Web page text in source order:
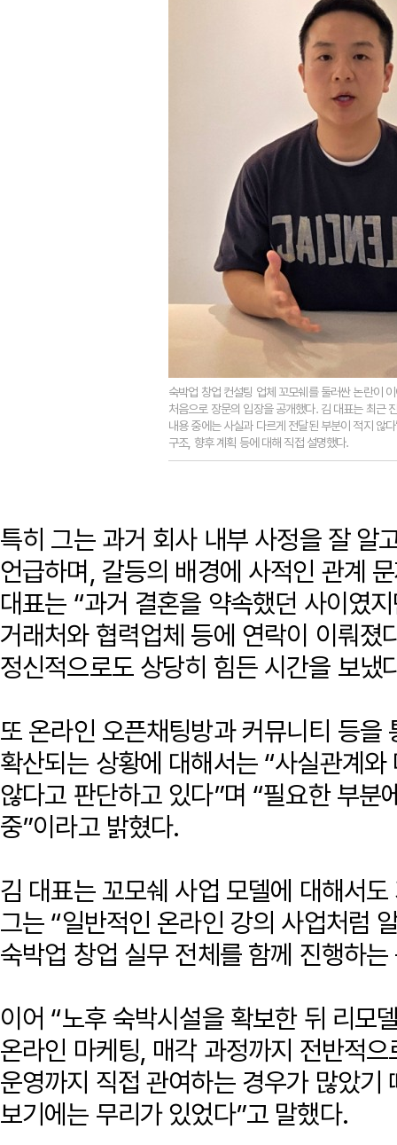
숙박업 창업 컨설팅 업체 꼬모쉐를 둘러싼 논란이
처음으로 장문의 입장을 공개했다. 김 대표는 최근
내용 중에는 사실과 다르게 전달된 부분이 적지 않
구조, 향후 계획 등에 대해 직접 설명했다.
특히 그는 과거 회사 내부 사정을 잘 알
언급하며, 갈등의 배경에 사적인 관계
대표는 “과거 결혼을 약속했던 사이였
거래처와 협력업체 등에 연락이 이뤄졌
정신적으로도 상당히 힘든 시간을 보냈
또 온라인 오픈채팅방과 커뮤니티 등을
확산되는 상황에 대해서는 “사실관계
않다고 판단하고 있다”며 “필요한 부분
중”이라고 밝혔다.
김 대표는 꼬모쉐 사업 모델에 대해서
그는 “일반적인 온라인 강의 사업처럼
숙박업 창업 실무 전체를 함께 진행하
이어 “노후 숙박시설을 확보한 뒤 리모
온라인 마케팅, 매각 과정까지 전반적
운영까지 직접 관여하는 경우가 많았기
보기에는 무리가 있었다”고 말했다.